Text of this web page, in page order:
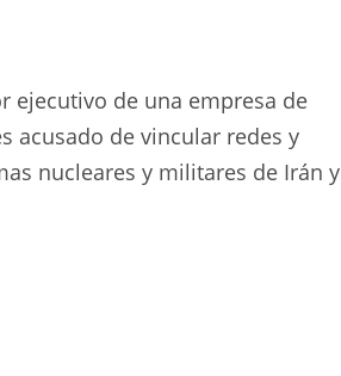
ejecutivo de una empresa de
acusado de vincular redes y
nucleares y militares de Irán y